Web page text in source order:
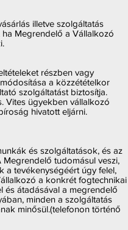
illetve szolgáltatás
Megrendelő a Vállalkozó
részben vagy
a közzétételkor
szolgáltatást biztosítja.
Vites ügyekben vállalkozó
hivatott eljárni.
és szolgáltatások, és az
tudomásul veszi,
a tevékenységéért úgy felel,
a konkrét fogtechnikai
és átadásával a megrendelő
minden a szolgáltatás
minősül.(telefonon történő